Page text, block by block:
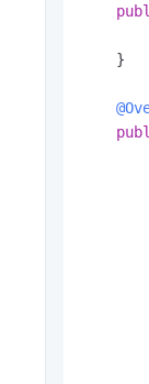
    }